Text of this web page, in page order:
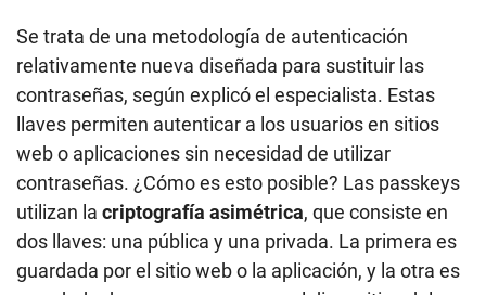
Se trata de una metodología de autenticación
relativamente nueva diseñada para sustituir las
contraseñas, según explicó el especialista. Estas
llaves permiten autenticar a los usuarios en sitios
web o aplicaciones sin necesidad de utilizar
contraseñas. ¿Cómo es esto posible? Las passkeys
utilizan la criptografía asimétrica, que consiste en
dos llaves: una pública y una privada. La primera es
guardada por el sitio web o la aplicación, y la otra es